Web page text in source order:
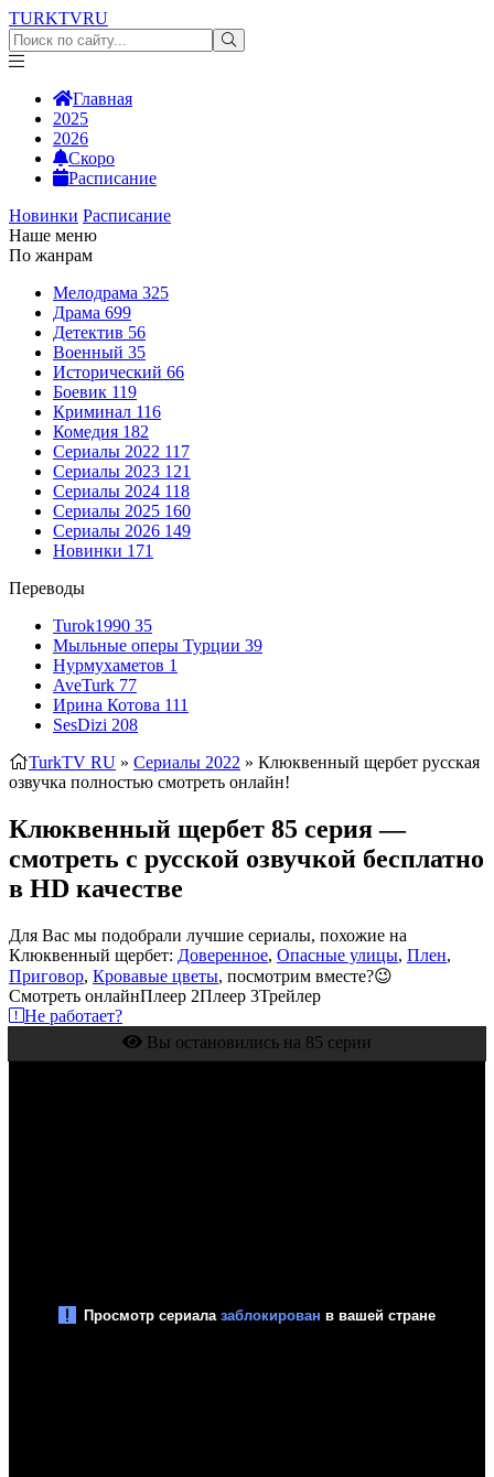
TURKTVRU
Главная
2025
2026
Скоро
Расписание
Новинки Расписание
Наше меню
По жанрам
Мелодрама 325
Драма 699
Детектив 56
Военный 35
Исторический 66
Боевик 119
Криминал 116
Комедия 182
Сериалы 2022 117
Сериалы 2023 121
Сериалы 2024 118
Сериалы 2025 160
Сериалы 2026 149
Новинки 171
Переводы
Turok1990 35
Мыльные оперы Турции 39
Нурмухаметов 1
AveTurk 77
Ирина Котова 111
SesDizi 208
TurkTV RU » Сериалы 2022 » Клюквенный щербет русская
озвучка полностью смотреть онлайн!
Клюквенный щербет 85 серия —
смотреть с русской озвучкой бесплатно
в HD качестве
Для Вас мы подобрали лучшие сериалы, похожие на
Клюквенный щербет: Доверенное, Опасные улицы, Плен,
Приговор, Кровавые цветы, посмотрим вместе?😉
Смотреть онлайнПлеер 2Плеер 3Трейлер
Не работает?
Вы остановились на 85 серии